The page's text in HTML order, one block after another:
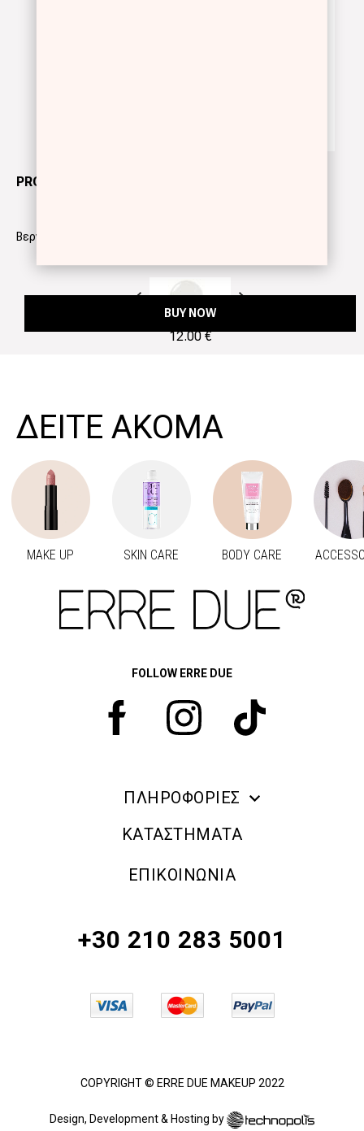
PRO GEL
Βερνίκι νυχιών για διάρκεια έως και 10 ημέρες
12.00 €
BUY NOW
ΔΕΙΤΕ ΑΚΟΜΑ
MAKE UP SKIN CARE BODY CARE
FOLLOW ERRE DUE
ΠΛΗΡΟΦΟΡΙΕΣ
ERRE DUE MAKE UP
ΠΟΛΙΤΙΚΗ ΕΠΙΣΤΡΟΦΗΣ ΠΡΟΪΟΝΤΩΝ
ΚΑΤΑΣΤΗΜΑΤΑ
ΕΠΙΚΟΙΝΩΝΙΑ
+30 210 283 5001
COPYRIGHT © ERRE DUE MAKEUP 2022
Design, Development & Hosting by